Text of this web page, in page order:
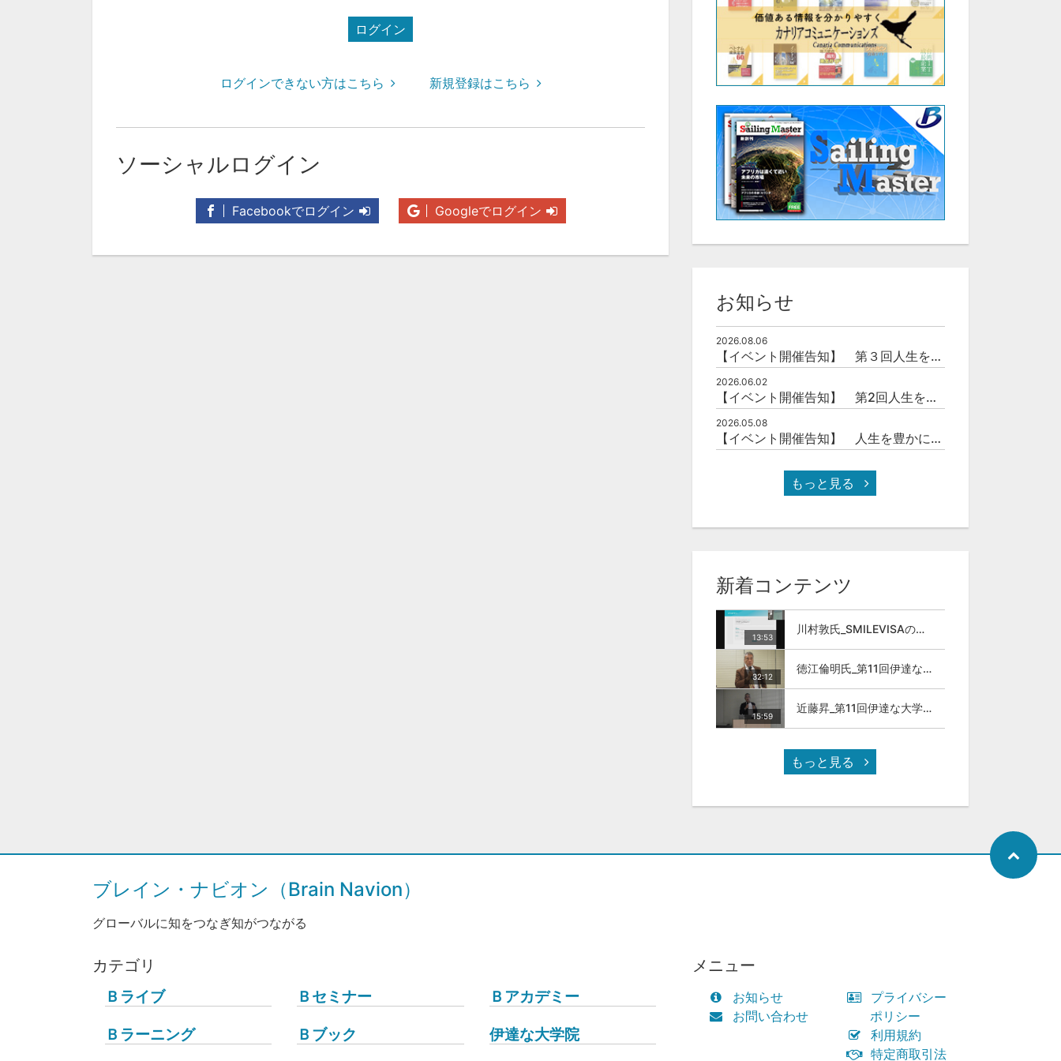
ログイン
ログインできない方はこちら 新規登録はこちら
ソーシャルログイン
Facebookでログイン Googleでログイン
お知らせ
2026.08.06
【イベント開催告知】 第３回人生を豊かにする「本の力」を学ぶ会
2026.06.02
【イベント開催告知】 第2回人生を豊かにする「本の力」を学ぶ会
2026.05.08
【イベント開催告知】 人生を豊かにする「本の力」を学ぶ会
もっと見る
新着コンテンツ
13:53
川村敦氏_SMILEVISAのサービスについて
32:12
徳江倫明氏_第11回伊達な大学院セミナー
15:59
近藤昇_第11回伊達な大学院セミナー
もっと見る
ブレイン・ナビオン（Brain Navion）
グローバルに知をつなぎ知がつながる
カテゴリ
Ｂライブ
Ｂセミナー
Ｂアカデミー
Ｂラーニング
Ｂブック 伊達な大学院
メニュー
お知らせ
お問い合わせ
プライバシー
ポリシー
利用規約
特定商取引法